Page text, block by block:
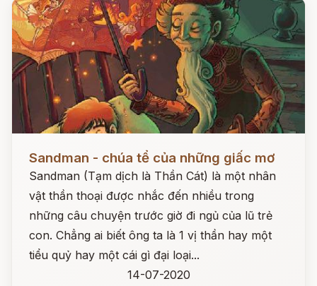
Sandman - chúa tể của những giấc mơ
Sandman (Tạm dịch là Thần Cát) là một nhân
vật thần thoại được nhắc đến nhiều trong
những câu chuyện trước giờ đi ngủ của lũ trẻ
con. Chẳng ai biết ông ta là 1 vị thần hay một
tiểu quỷ hay một cái gì đại loại...
14-07-2020